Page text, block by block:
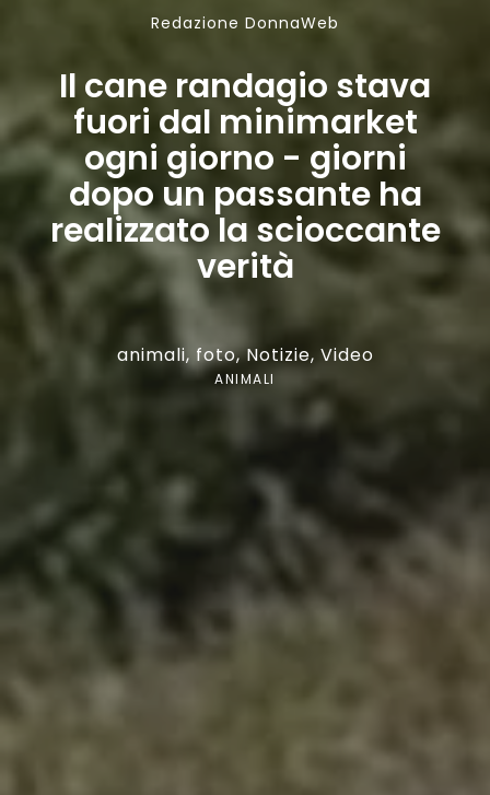
Redazione DonnaWeb
Il cane randagio stava
fuori dal minimarket
ogni giorno - giorni
dopo un passante ha
realizzato la scioccante
verità
animali, foto,Notizie, Video
ANIMALI